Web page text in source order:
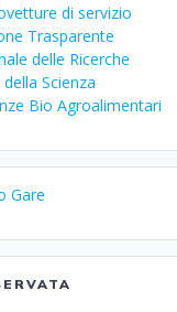
di servizio
Trasparente
delle Ricerche
Scienza
Bio Agroalimentari
Gare